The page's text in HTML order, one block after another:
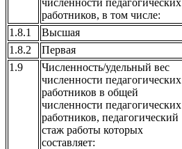
работников, в том числе:
1.8.1 Высшая
1.8.2
Первая
1.9
Численность/удельный вес
численности педагогических
работников в общей
численности педагогических
работников, педагогический
стаж работы которых
составляет: